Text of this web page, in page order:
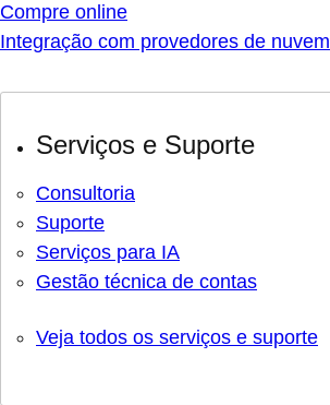
Compre online
Integração com provedores de nuvem
Serviços e Suporte
Consultoria
Suporte
Serviços para IA
Gestão técnica de contas
Veja todos os serviços e suporte